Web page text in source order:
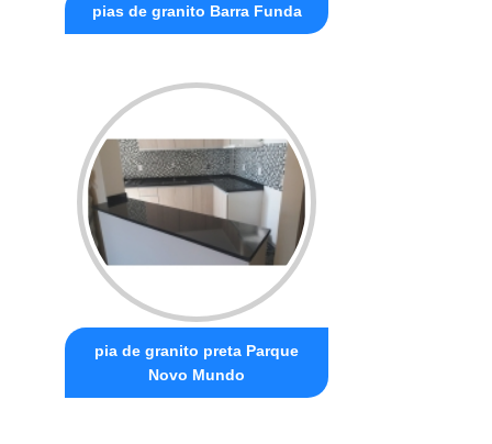
pias de granito Barra Funda
pia de granito preta Parque
Novo Mundo